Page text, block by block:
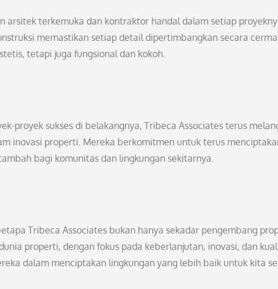
arsitek terkemuka dan kontraktor handal dalam setiap
memastikan setiap detail dipertimbangkan secara
tetapi juga fungsional dan kokoh.
proyek sukses di belakangnya, Tribeca Associates terus
inovasi properti. Mereka berkomitmen untuk terus
bagi komunitas dan lingkungan sekitarnya.
Tribeca Associates bukan hanya sekadar pengembang
properti, dengan fokus pada keberlanjutan, inovasi, dan
dalam menciptakan lingkungan yang lebih baik untuk kita